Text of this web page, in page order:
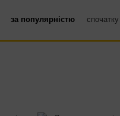
за популярністю